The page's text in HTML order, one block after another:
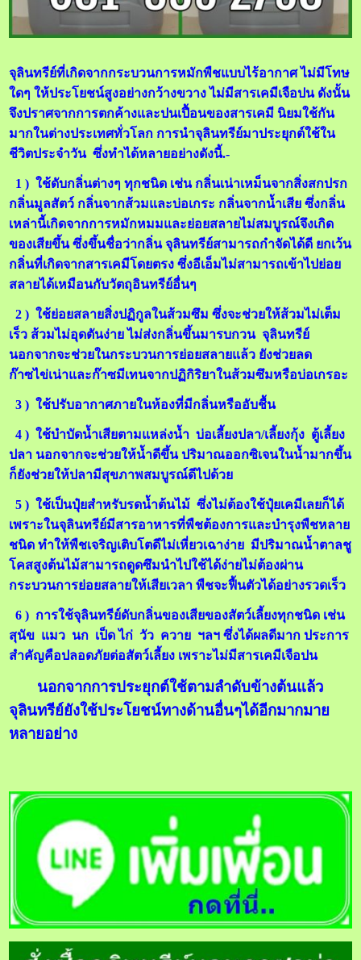
จุลินทรีย์ที่เกิดจากกระบวนการหมักพืชแบบไร้อากาศ ไม่มีโทษ
ใดๆ ให้ประโยชน์สูงอย่างกว้างขวาง ไม่มีสารเคมีเจือปน ดังนั้น
จึงปราศจากการตกค้างและปนเปื้อนของสารเคมี นิยมใช้กัน
มากในต่างประเทศทั่วโลก การนำจุลินทรีย์มาประยุกต์ใช้ใน
ชีวิตประจำวัน ซึ่งทำได้หลายอย่างดังนี้.-
1 ) ใช้ดับกลิ่นต่างๆ ทุกชนิด เช่น กลิ่นเน่าเหม็นจากสิ่งสกปรก
กลิ่นมูลสัตว์ กลิ่นจากส้วมและบ่อเกระ กลิ่นจากน้ำเสีย ซึ่งกลิ่น
เหล่านี้เกิดจากการหมักหมมและย่อยสลายไม่สมบูรณ์จึงเกิด
ของเสียขึ้น ซึ่งขึ้นชื่อว่ากลิ่น จุลินทรีย์สามารถกำจัดได้ดี ยกเว้น
กลิ่นที่เกิดจากสารเคมีโดยตรง ซึ่งอีเอ็มไม่สามารถเข้าไปย่อย
สลายได้เหมือนกับวัตถุอินทรีย์อื่นๆ
2 ) ใช้ย่อยสลายสิ่งปฏิกูลในส้วมซึม ซึ่งจะช่วยให้ส้วมไม่เต็ม
เร็ว ส้วมไม่อุดตันง่าย ไม่ส่งกลิ่นขึ้นมารบกวน จุลินทรีย์
นอกจากจะช่วยในกระบวนการย่อยสลายแล้ว ยังช่วยลด
ก๊าซไข่เน่าและก๊าซมีเทนจากปฏิกิริยาในส้วมซึมหรือบ่อเกรอะ
3 ) ใช้ปรับอากาศภายในห้องที่มีกลิ่นหรืออับชื้น
4 ) ใช้บำบัดน้ำเสียตามแหล่งน้ำ บ่อเลี้ยงปลา/เลี้ยงกุ้ง ตู้เลี้ยง
ปลา นอกจากจะช่วยให้น้ำดีขึ้น ปริมาณออกซิเจนในน้ำมากขึ้น
ก็ยังช่วยให้ปลามีสุขภาพสมบูรณ์ดีไปด้วย
5 ) ใช้เป็นปุ๋ยสำหรับรดน้ำต้นไม้ ซึ่งไม่ต้องใช้ปุ๋ยเคมีเลยก็ได้
เพราะในจุลินทรีย์มีสารอาหารที่พืชต้องการและบำรุงพืชหลาย
ชนิด ทำให้พืชเจริญเติบโตดีไม่เหี่ยวเฉาง่าย มีปริมาณน้ำตาลชู
โคสสูงต้นไม้สามารถดูดซึมนำไปใช้ได้ง่ายไม่ต้องผ่าน
กระบวนการย่อยสลายให้เสียเวลา พืชจะฟื้นตัวได้อย่างรวดเร็ว
6 ) การใช้จุลินทรีย์ดับกลิ่นของเสียของสัตว์เลี้ยงทุกชนิด เช่น
สุนัข แมว นก เป็ด ไก่ วัว ควาย ฯลฯ ซึ่งได้ผลดีมาก ประการ
สำคัญคือปลอดภัยต่อสัตว์เลี้ยง เพราะไม่มีสารเคมีเจือปน
นอกจากการประยุกต์ใช้ตามลำดับข้างต้นแล้ว
จุลินทรีย์ยังใช้ประโยชน์ทางด้านอื่นๆได้อีกมากมาย
หลายอย่าง